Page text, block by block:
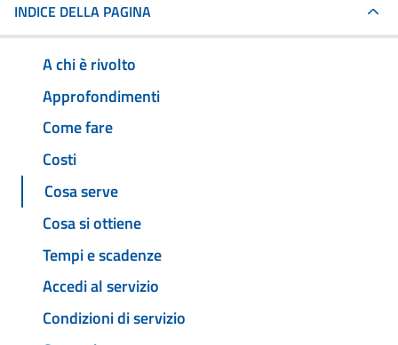
INDICE DELLA PAGINA
A chi è rivolto
Approfondimenti
Come fare
Costi
Cosa serve
Cosa si ottiene
Tempi e scadenze
Accedi al servizio
Condizioni di servizio